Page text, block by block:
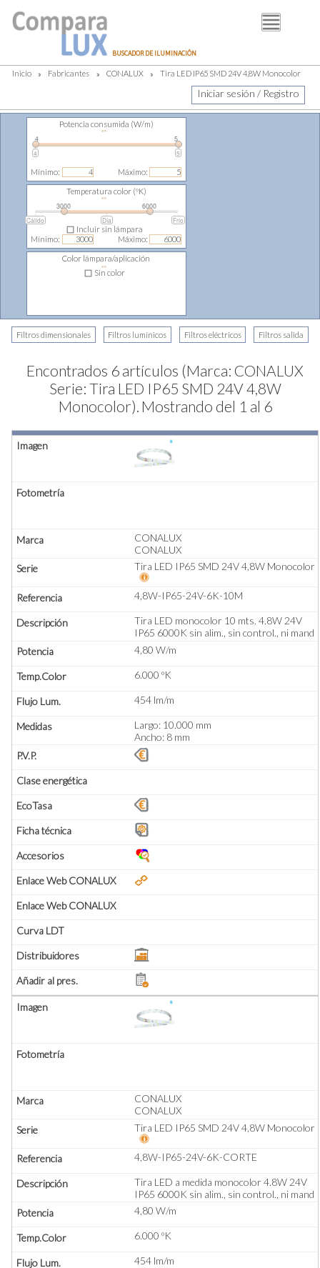
BUSCADOR DE ILUMINACIÓNBUSCADOR
FABRICANTES
DISTRIBUIDORES
PIM
LUMINOTECNIA
Inicio » Fabricantes » CONALUX » Tira LED IP65 SMD 24V 4,8W Monocolor
Iniciar sesión / Registro
Potencia consumida (W/m)
4
5
4 5
⇔
Mínimo: Máximo:
Temperatura color (ºK)
3000
6000
Cálido Día Frio
⇔
Mínimo: Máximo:
Incluir sin lámpara
Color lámpara/aplicación
⇔
Sin color
Encontrados 6 artículos (Marca: CONALUX
Serie: Tira LED IP65 SMD 24V 4,8W
Monocolor). Mostrando del 1 al 6
CONALUX
CONALUX
Tira LED IP65 SMD 24V 4,8W Monocolor
4,8W-IP65-24V-6K-10M
Tira LED monocolor 10 mts. 4.8W 24V
IP65 6000K sin alim., sin control., ni mand
4,80 W/m
6.000 ºK
454 lm/m
Largo: 10.000 mm
Ancho: 8 mm
CONALUX
CONALUX
Tira LED IP65 SMD 24V 4,8W Monocolor
4,8W-IP65-24V-6K-CORTE
Tira LED a medida monocolor 4.8W 24V
IP65 6000K sin alim., sin control., ni mand
4,80 W/m
6.000 ºK
454 lm/m